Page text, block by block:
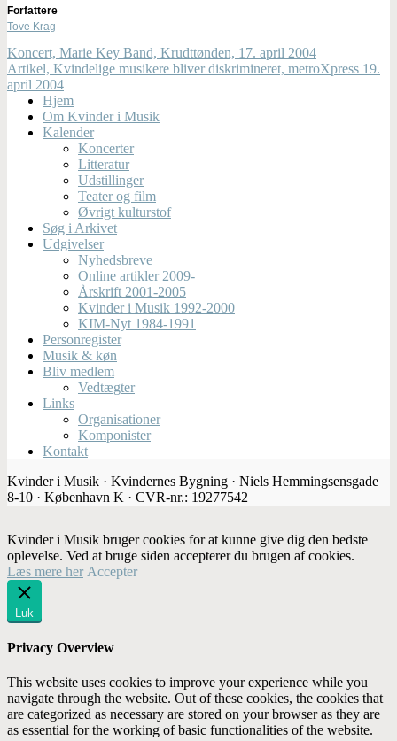
Forfattere
Tove Krag
Koncert, Marie Key Band, Krudttønden, 17. april 2004
Artikel, Kvindelige musikere bliver diskrimineret, metroXpress 19.
april 2004
Hjem
Om Kvinder i Musik
Kalender
Koncerter
Litteratur
Udstillinger
Teater og film
Øvrigt kulturstof
Søg i Arkivet
Udgivelser
Nyhedsbreve
Online artikler 2009-
Årskrift 2001-2005
Kvinder i Musik 1992-2000
KIM-Nyt 1984-1991
Personregister
Musik & køn
Bliv medlem
Vedtægter
Links
Organisationer
Komponister
Kontakt
Kvinder i Musik · Kvindernes Bygning · Niels Hemmingsensgade
8-10 · København K · CVR-nr.: 19277542
Kvinder i Musik bruger cookies for at kunne give dig den bedste
oplevelse. Ved at bruge siden accepterer du brugen af cookies.
Læs mere her Accepter
Luk
Privacy Overview
This website uses cookies to improve your experience while you
navigate through the website. Out of these cookies, the cookies that
are categorized as necessary are stored on your browser as they are
as essential for the working of basic functionalities of the website.